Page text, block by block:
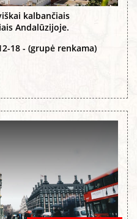
kalbančiais
Andalūzijoje.
18 - (grupė renkama)